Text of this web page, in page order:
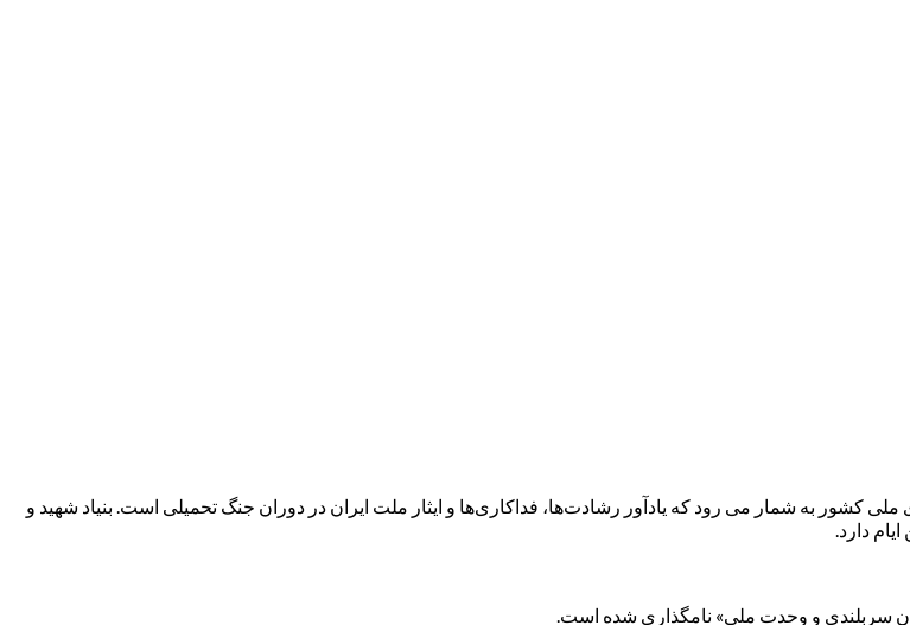
شهریور لغایت ۷ مهر) از مهم‌ترین مناسبت‌های ملی کشور به شمار می رود که یادآور رشادت‌ها، فداکاری‌ها و ایثار ملت ایران در دوران جنگ تحمیلی است. بنیاد شهید و
دارد.